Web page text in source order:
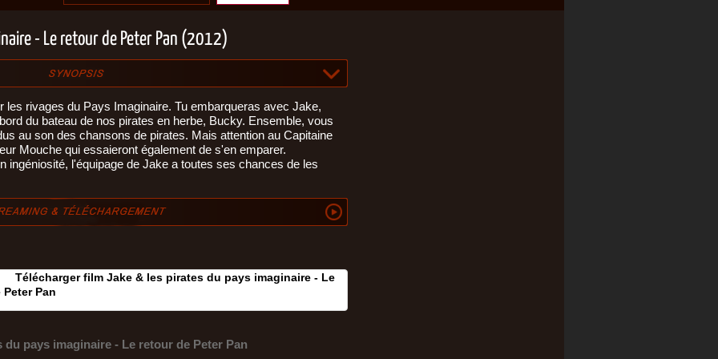
- Le retour de Peter Pan (2012)
les rivages du Pays Imaginaire. Tu embarqueras avec Jake,
du bateau de nos pirates en herbe, Bucky. Ensemble, vous
au son des chansons de pirates. Mais attention au Capitaine
Mouche qui essaieront également de s'en emparer.
ingéniosité, l'équipage de Jake a toutes ses chances de les
Télécharger film Jake & les pirates du pays imaginaire - Le
Pan
du pays imaginaire - Le retour de Peter Pan